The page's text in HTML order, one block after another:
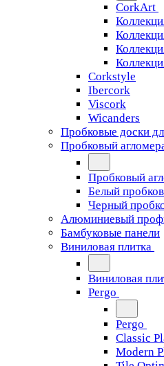
CorkArt
Corkstyle
Ibercork
Viscork
Wicanders
Пробковые доски
Пробковый
Пробковый
Белый
Черный
Алюминиевый
Бамбуковые панели
Виниловая плитка
Виниловая
Pergo
Pergo
Classic
Modern